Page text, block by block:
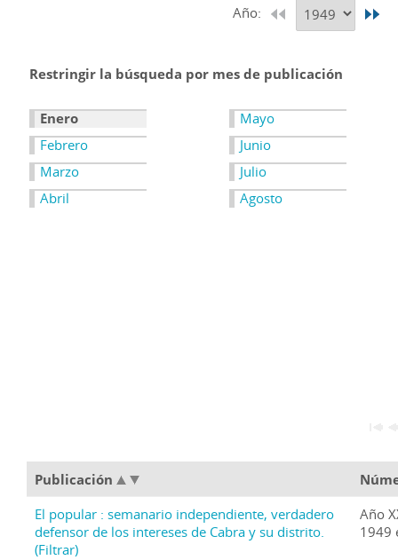
Año:
Restringir la búsqueda por mes de publicación
Enero
Febrero
Marzo
Abril
Mayo
Junio
Julio
Agosto
Publicación
El popular : semanario independiente, verdadero
defensor de los intereses de Cabra y su distrito.
(Filtrar)
Año
1949